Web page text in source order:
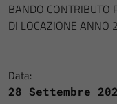
BANDO CONTRIBUTO
DI LOCAZIONE ANNO
Data:
28 Settembre